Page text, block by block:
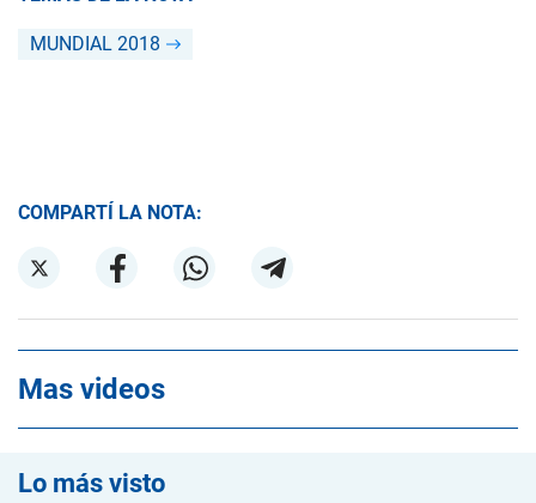
MUNDIAL 2018
COMPARTÍ LA NOTA:
Mas videos
Lo más visto